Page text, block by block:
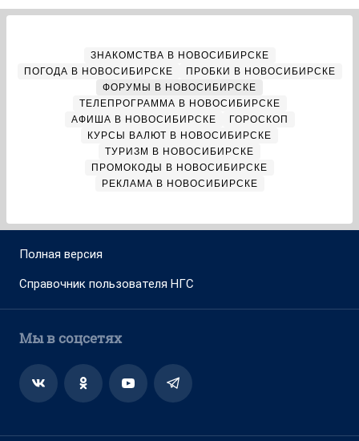
ЗНАКОМСТВА В НОВОСИБИРСКЕ
ПОГОДА В НОВОСИБИРСКЕ
ПРОБКИ В НОВОСИБИРСКЕ
ФОРУМЫ В НОВОСИБИРСКЕ
ТЕЛЕПРОГРАММА В НОВОСИБИРСКЕ
АФИША В НОВОСИБИРСКЕ
ГОРОСКОП
КУРСЫ ВАЛЮТ В НОВОСИБИРСКЕ
ТУРИЗМ В НОВОСИБИРСКЕ
ПРОМОКОДЫ В НОВОСИБИРСКЕ
РЕКЛАМА В НОВОСИБИРСКЕ
Полная версия
Справочник пользователя НГС
Мы в соцсетях